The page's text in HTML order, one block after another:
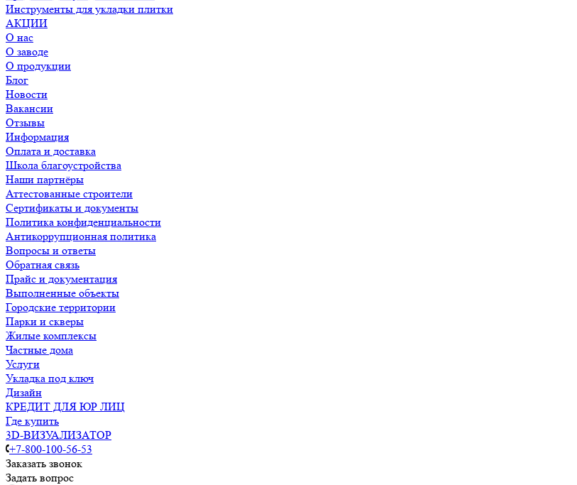
Инструменты для укладки плитки
АКЦИИ
О нас
О заводе
О продукции
Блог
Новости
Вакансии
Отзывы
Информация
Оплата и доставка
Школа благоустройства
Наши партнёры
Аттестованные строители
Сертификаты и документы
Политика конфиденциальности
Антикоррупционная политика
Вопросы и ответы
Обратная связь
Прайс и документация
Выполненные объекты
Городские территории
Парки и скверы
Жилые комплексы
Частные дома
Услуги
Укладка под ключ
Дизайн
КРЕДИТ ДЛЯ ЮР ЛИЦ
Где купить
3D-ВИЗУАЛИЗАТОР
+7-800-100-56-53
Заказать звонок
Задать вопрос